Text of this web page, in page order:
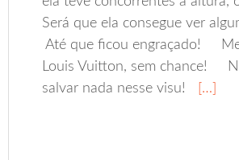
Será que ela consegue ver
Até que ficou engraçado!
Louis Vuitton, sem chance!
salvar nada nesse visu!
[…]